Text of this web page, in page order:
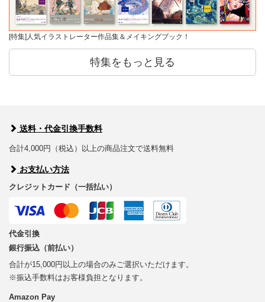
[特集]人気イラストレーター作品集＆メイキングブック！
特集をもっと見る
送料・代金引換手数料
合計4,000円（税込）以上の商品注文で送料無料
お支払い方法
クレジットカード（一括払い）
代金引換
銀行振込（前払い）
合計が15,000円以上の場合のみご選択いただけます。
※振込手数料はお客様負担となります。
Amazon Pay